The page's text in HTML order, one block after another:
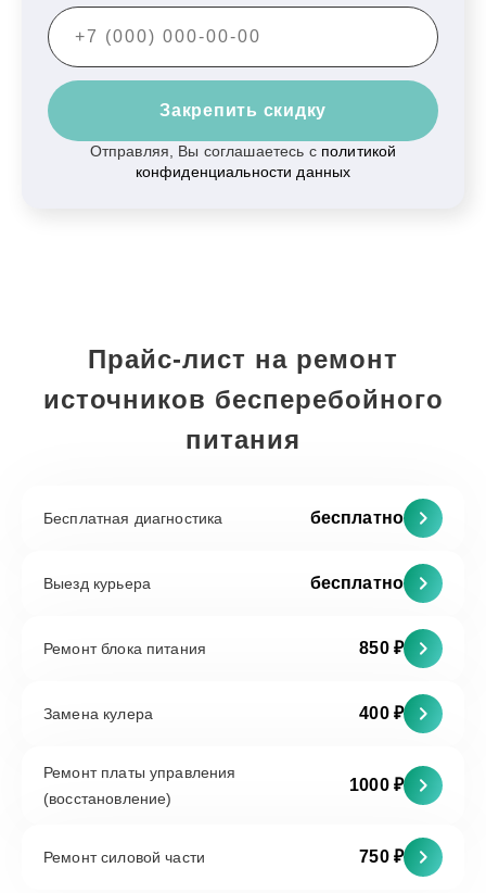
Закрепить скидку
Отправляя, Вы соглашаетесь с политикой
конфиденциальности данных
Прайс-лист на ремонт
источников бесперебойного
питания
Бесплатная диагностика бесплатно
Выезд курьера бесплатно
Ремонт блока питания 850 ₽
Замена кулера 400 ₽
Ремонт платы управления
(восстановление)
1000 ₽
Ремонт силовой части 750 ₽